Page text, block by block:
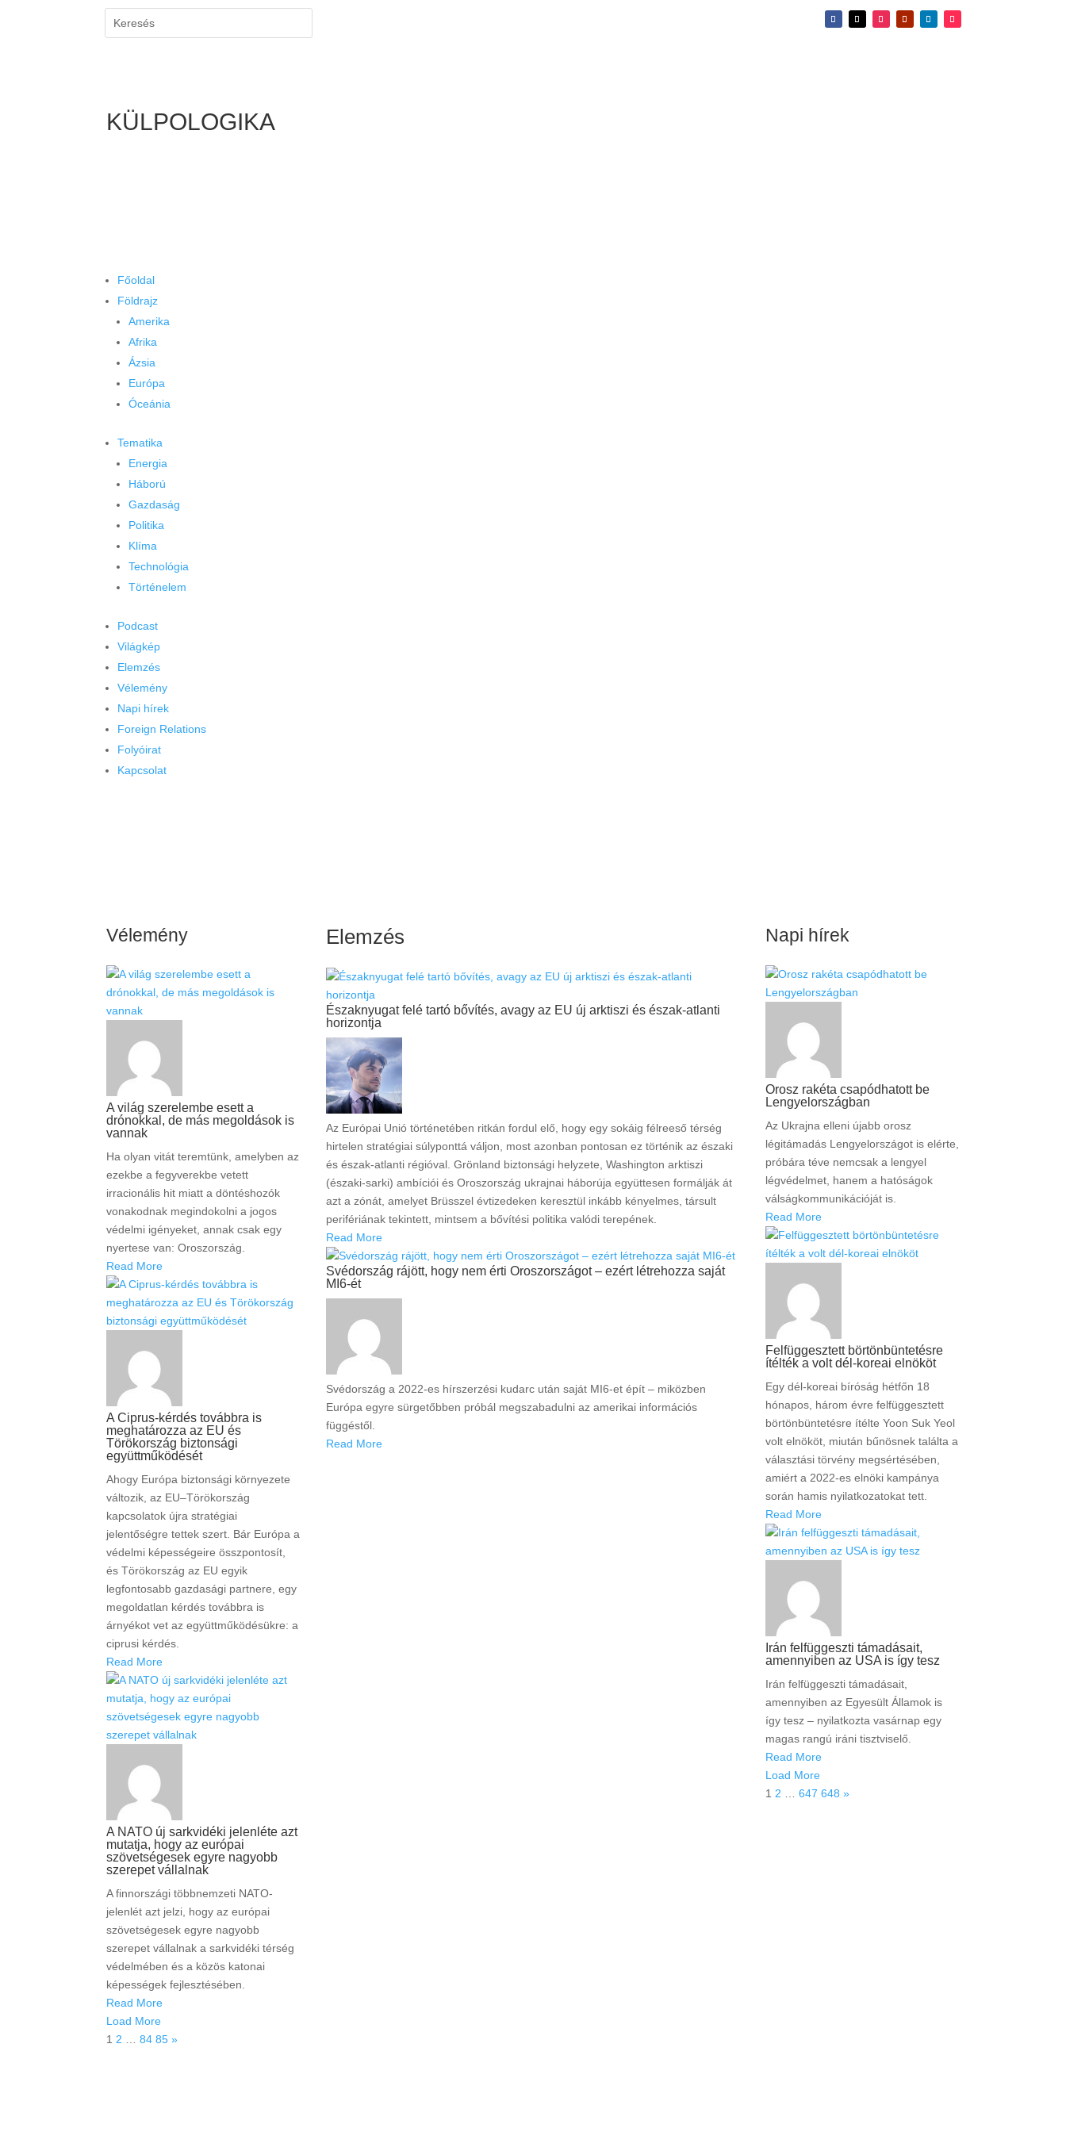
KÜLPOLOGIKA
Főoldal
Földrajz
Amerika
Afrika
Ázsia
Európa
Óceánia
Tematika
Energia
Háború
Gazdaság
Politika
Klíma
Technológia
Történelem
Podcast
Világkép
Elemzés
Vélemény
Napi hírek
Foreign Relations
Folyóirat
Kapcsolat
Vélemény
A világ szerelembe esett a
drónokkal, de más megoldások is
vannak
Ha olyan vitát teremtünk, amelyben az
ezekbe a fegyverekbe vetett
irracionális hit miatt a döntéshozók
vonakodnak megindokolni a jogos
védelmi igényeket, annak csak egy
nyertese van: Oroszország.
Read More
A Ciprus-kérdés továbbra is
meghatározza az EU és
Törökország biztonsági
együttműködését
Ahogy Európa biztonsági környezete
változik, az EU–Törökország
kapcsolatok újra stratégiai
jelentőségre tettek szert. Bár Európa a
védelmi képességeire összpontosít,
és Törökország az EU egyik
legfontosabb gazdasági partnere, egy
megoldatlan kérdés továbbra is
árnyékot vet az együttműködésükre: a
ciprusi kérdés.
Read More
A NATO új sarkvidéki jelenléte azt
mutatja, hogy az európai
szövetségesek egyre nagyobb
szerepet vállalnak
A finnországi többnemzeti NATO-
jelenlét azt jelzi, hogy az európai
szövetségesek egyre nagyobb
szerepet vállalnak a sarkvidéki térség
védelmében és a közös katonai
képességek fejlesztésében.
Read More
Load More
1 2 … 84 85 »
Elemzés
Északnyugat felé tartó bővítés, avagy az EU új arktiszi és észak-atlanti
horizontja
Az Európai Unió történetében ritkán fordul elő, hogy egy sokáig félreeső térség
hirtelen stratégiai súlyponttá váljon, most azonban pontosan ez történik az északi
és észak-atlanti régióval. Grönland biztonsági helyzete, Washington arktiszi
(északi-sarki) ambíciói és Oroszország ukrajnai háborúja együttesen formálják át
azt a zónát, amelyet Brüsszel évtizedeken keresztül inkább kényelmes, társult
perifériának tekintett, mintsem a bővítési politika valódi terepének.
Read More
Svédország rájött, hogy nem érti Oroszországot – ezért létrehozza saját
MI6-ét
Svédország a 2022-es hírszerzési kudarc után saját MI6-et épít – miközben
Európa egyre sürgetőbben próbál megszabadulni az amerikai információs
függéstől.
Read More
Napi hírek
Orosz rakéta csapódhatott be
Lengyelországban
Az Ukrajna elleni újabb orosz
légitámadás Lengyelországot is elérte,
próbára téve nemcsak a lengyel
légvédelmet, hanem a hatóságok
válságkommunikációját is.
Read More
Felfüggesztett börtönbüntetésre
ítélték a volt dél-koreai elnököt
Egy dél-koreai bíróság hétfőn 18
hónapos, három évre felfüggesztett
börtönbüntetésre ítélte Yoon Suk Yeol
volt elnököt, miután bűnösnek találta a
választási törvény megsértésében,
amiért a 2022-es elnöki kampánya
során hamis nyilatkozatokat tett.
Read More
Irán felfüggeszti támadásait,
amennyiben az USA is így tesz
Irán felfüggeszti támadásait,
amennyiben az Egyesült Államok is
így tesz – nyilatkozta vasárnap egy
magas rangú iráni tisztviselő.
Read More
Load More
1 2 … 647 648 »